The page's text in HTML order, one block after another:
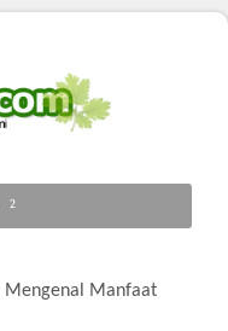
Mengenal Manfaat